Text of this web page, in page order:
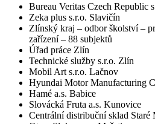
Bureau Veritas Czech Republic
Zeka plus s.r.o. Slavičín
Zlínský kraj – odbor školství –
zařízení – 88 subjektů
Úřad práce Zlín
Technické služby s.r.o. Zlín
Mobil Art s.r.o. Lačnov
Hyundai Motor Manufacturing
Hamé a.s. Babice
Slovácká Fruta a.s. Kunovice
Centrální distribuční sklad Staré